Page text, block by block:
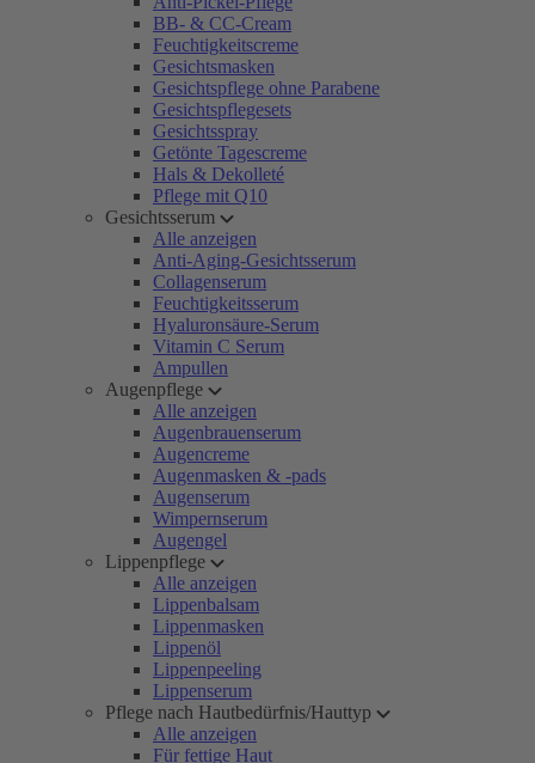
BB- & CC-Cream
Feuchtigkeitscreme
Gesichtsmasken
Gesichtspflege ohne Parabene
Gesichtspflegesets
Gesichtsspray
Getönte Tagescreme
Hals & Dekolleté
Pflege mit Q10
Gesichtsserum
Alle anzeigen
Anti-Aging-Gesichtsserum
Collagenserum
Feuchtigkeitsserum
Hyaluronsäure-Serum
Vitamin C Serum
Ampullen
Augenpflege
Alle anzeigen
Augenbrauenserum
Augencreme
Augenmasken & -pads
Augenserum
Wimpernserum
Augengel
Lippenpflege
Alle anzeigen
Lippenbalsam
Lippenmasken
Lippenöl
Lippenpeeling
Lippenserum
Pflege nach Hautbedürfnis/Hauttyp
Alle anzeigen
Für fettige Haut